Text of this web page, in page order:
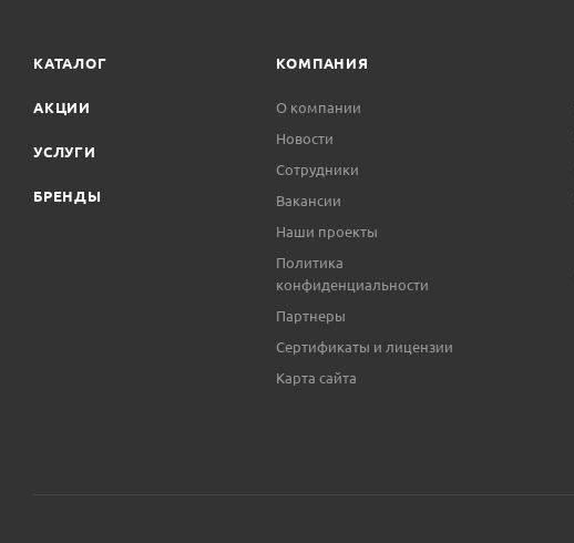
КАТАЛОГ
АКЦИИ
УСЛУГИ
БРЕНДЫ
КОМПАНИЯ
О компании
Новости
Сотрудники
Вакансии
Наши проекты
Политика
конфиденциальности
Партнеры
Сертификаты и лицензии
Карта сайта